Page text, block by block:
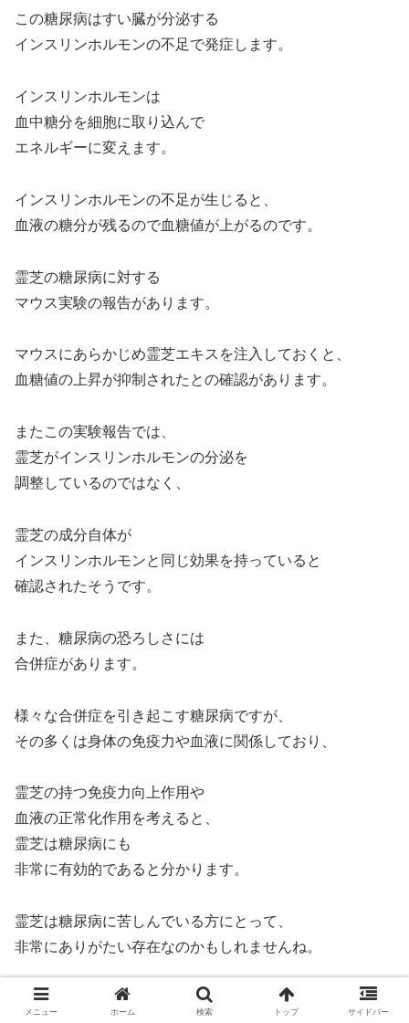
この糖尿病はすい臓が分泌する
インスリンホルモンの不足で発症します。
インスリンホルモンは
血中糖分を細胞に取り込んで
エネルギーに変えます。
インスリンホルモンの不足が生じると、
血液の糖分が残るので血糖値が上がるのです。
霊芝の糖尿病に対する
マウス実験の報告があります。
マウスにあらかじめ霊芝エキスを注入しておくと、
血糖値の上昇が抑制されたとの確認があります。
またこの実験報告では、
霊芝がインスリンホルモンの分泌を
調整しているのではなく、
霊芝の成分自体が
インスリンホルモンと同じ効果を持っていると
確認されたそうです。
また、糖尿病の恐ろしさには
合併症があります。
様々な合併症を引き起こす糖尿病ですが、
その多くは身体の免疫力や血液に関係しており、
霊芝の持つ免疫力向上作用や
血液の正常化作用を考えると、
霊芝は糖尿病にも
非常に有効的であると分かります。
霊芝は糖尿病に苦しんでいる方にとって、
非常にありがたい存在なのかもしれませんね。
メニュー ホーム 検索 トップ サイドバー